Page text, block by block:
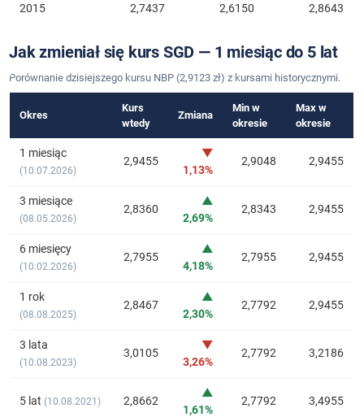
2015 2,7437 2,6150 2,8643
Jak zmieniał się kurs SGD — 1 miesiąc do 5 lat
Porównanie dzisiejszego kursu NBP (2,9123 zł) z kursami historycznymi.
Okres
Kurs
wtedy
Zmiana
Min w
okresie
Max w
okresie
1 miesiąc
(10.07.2026)
2,9455
▼
1,13%
2,9048 2,9455
3 miesiące
(08.05.2026)
2,8360
▲
2,69%
2,8343 2,9455
6 miesięcy
(10.02.2026)
2,7955
▲
4,18%
2,7955 2,9455
1 rok
(08.08.2025)
2,8467
▲
2,30%
2,7792 2,9455
3 lata
(10.08.2023)
3,0105
▼
3,26%
2,7792 3,2186
5 lat(10.08.2021) 2,8662
▲
1,61%
2,7792 3,4955